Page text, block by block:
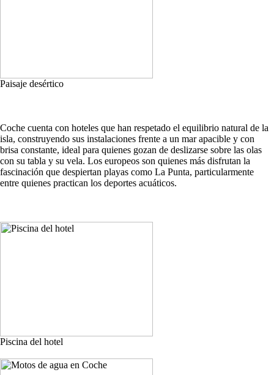
Paisaje desértico
Coche cuenta con hoteles que han respetado el equilibrio natural de la
isla, construyendo sus instalaciones frente a un mar apacible y con
brisa constante, ideal para quienes gozan de deslizarse sobre las olas
con su tabla y su vela. Los europeos son quienes más disfrutan la
fascinación que despiertan playas como La Punta, particularmente
entre quienes practican los deportes acuáticos.
Piscina del hotel